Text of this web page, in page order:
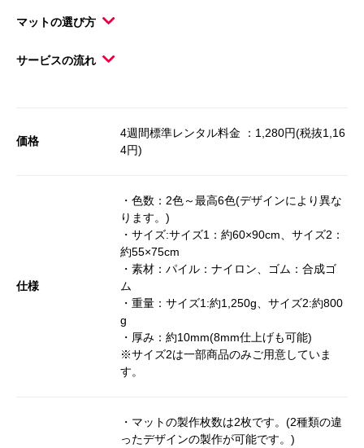
マットの選び方
サービスの流れ
価格
4週間標準レンタル料金 ：1,280円(税抜1,16
4円)
仕様
・色数：2色～最高6色(デザインにより異な
ります。)
・サイズ:サイズ1：約60×90cm、サイズ2：
約55×75cm
・素材：パイル：ナイロン、ゴム：合成ゴ
ム
・重量：サイズ1:約1,250g、サイズ2:約800
g
・厚み：約10mm(8mm仕上げも可能)
※サイズ2は一部商品のみご用意していま
す。
・マットの製作枚数は2枚です。(2種類の違
ったデザインの製作が可能です。)